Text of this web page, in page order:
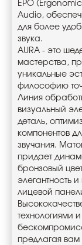
EPO
Audio,
для более
звука.
AURA - это
мастерства,
уникальные
философию
Линия
визуальный
деталь,
компонентов
звучания.
придает
бронзовый
элегантность
лицевой
технологиями
предлагая вам